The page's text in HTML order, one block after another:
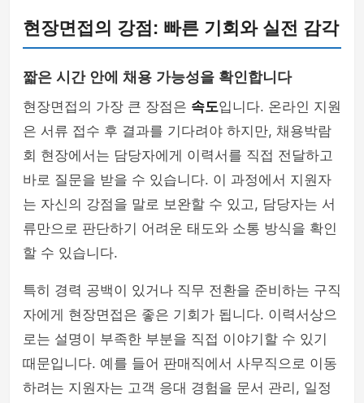
현장면접의 강점: 빠른 기회와 실전 감각
짧은 시간 안에 채용 가능성을 확인합니다
현장면접의 가장 큰 장점은 속도입니다. 온라인 지원
은 서류 접수 후 결과를 기다려야 하지만, 채용박람
회 현장에서는 담당자에게 이력서를 직접 전달하고
바로 질문을 받을 수 있습니다. 이 과정에서 지원자
는 자신의 강점을 말로 보완할 수 있고, 담당자는 서
류만으로 판단하기 어려운 태도와 소통 방식을 확인
할 수 있습니다.
특히 경력 공백이 있거나 직무 전환을 준비하는 구직
자에게 현장면접은 좋은 기회가 됩니다. 이력서상으
로는 설명이 부족한 부분을 직접 이야기할 수 있기
때문입니다. 예를 들어 판매직에서 사무직으로 이동
하려는 지원자는 고객 응대 경험을 문서 관리, 일정